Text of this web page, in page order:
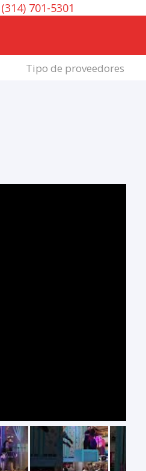
(314) 701-5301
Tipo de proveedores